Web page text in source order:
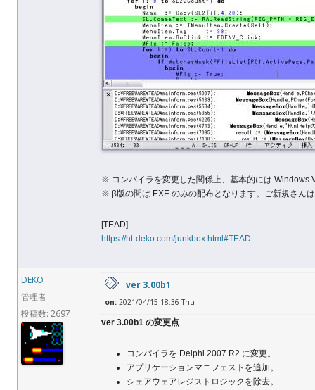
※ コンパイラを変更した関係上、基本的には Windows
※ β版の間は EXE のみの配布となります。ご新規さん
[TEAD]
https://ht-deko.com/junkbox.html#TEAD
DEKO
管理者
投稿数: 2697
ver 3.00b1
on: 2021/04/15 18:36 Thu
ver 3.00b1 の変更点
コンパイラを Delphi 2007 R2 に変更。
アプリケーションマニフェストを追加。
シェアウェアレジストロジックを除去。